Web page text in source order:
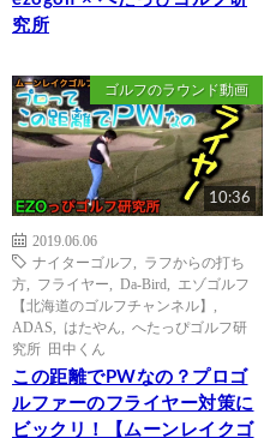
究所
ゴルフのラウンド動画
10:36
2019.06.06
ナイターゴルフ
ラフからの打ち
方
フライヤー Da-Bird
エゾゴルフ
【北海道のゴルフチャンネル】
ADAS
はたやん
へたっぴゴルフ研
究所 田中くん
この距離でPWなの？プロゴ
ルファーのフライヤー対策に
ビックリ！【ムーンレイクゴ